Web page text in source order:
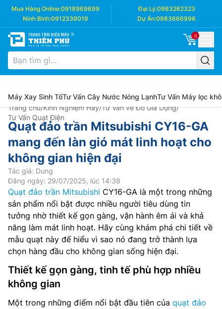
Mua Hàng Online:0918969699 Đại Lý:0983262323
Ninh Bình:0912339019 Dự Án:0983666996
0
Máy Xay Sinh TốTư Vấn Cây Nước Nóng LạnhTư Vấn Máy lọc
Trang chủ/Kinh Nghiệm Hay/Tư Vấn về Đồ Gia Dụng/
Tư Vấn Quạt Điện
Quạt đảo trần Mitsubishi CY16-GA
mang đến làn gió mát linh hoạt cho
không gian hiện đại
Tác giả: Dung
Đăng ngày: 29/07/2025, lúc 14:38
Quạt đảo trần Mitsubishi CY16-GA là một trong những
sản phẩm nổi bật được nhiều người tiêu dùng tin
tưởng nhờ thiết kế gọn gàng, vận hành êm ái và khả
năng làm mát linh hoạt. Hãy cùng khám phá chi tiết về
mẫu quạt này để hiểu vì sao nó đang trở thành lựa
chọn hàng đầu cho không gian sống hiện đại.
Thiết kế gọn gàng, tinh tế phù hợp nhiều
không gian
Một trong những điểm nổi bật đầu tiên của quạt đảo